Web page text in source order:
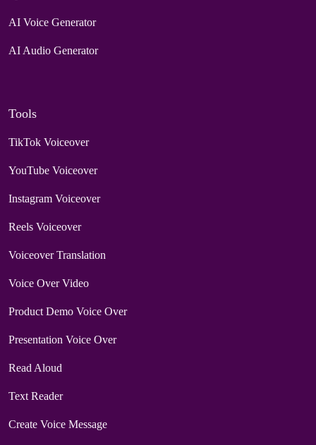
AI Voice Generator
AI Audio Generator
Tools
TikTok Voiceover
YouTube Voiceover
Instagram Voiceover
Reels Voiceover
Voiceover Translation
Voice Over Video
Product Demo Voice Over
Presentation Voice Over
Read Aloud
Text Reader
Create Voice Message